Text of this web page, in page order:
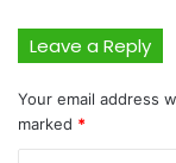
Leave a Reply
Your email address
marked *